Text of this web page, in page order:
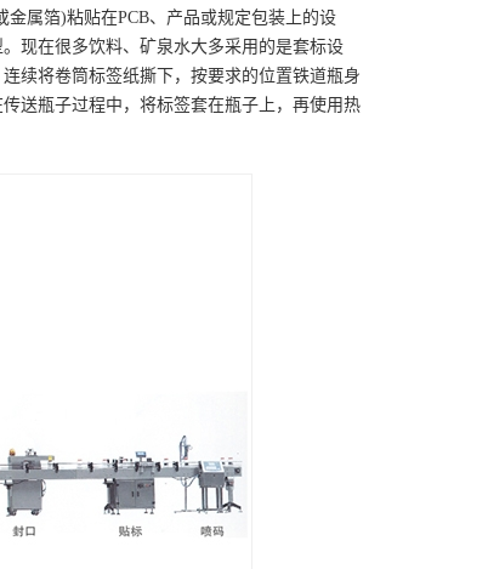
属箔)粘贴在PCB、产品或规定包装上的设
现在很多饮料、矿泉水大多采用的是套标设
续将卷筒标签纸撕下，按要求的位置铁道瓶身
送瓶子过程中，将标签套在瓶子上，再使用热